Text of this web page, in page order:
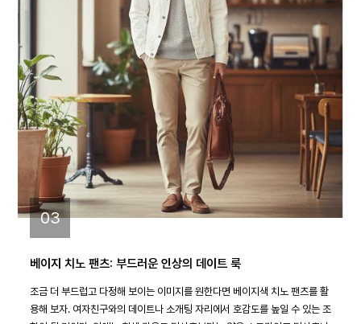
03
베이지 치노 팬츠: 부드러운 인상의 데이트 룩
조금 더 부드럽고 다정해 보이는 이미지를 원한다면 베이지색 치노 팬츠를 활
용해 보자. 여자친구와의 데이트나 소개팅 자리에서 호감도를 높일 수 있는 조